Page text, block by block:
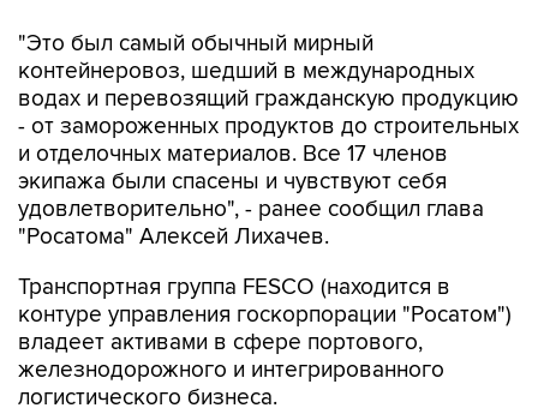
"Это был самый обычный мирный
контейнеровоз, шедший в международных
водах и перевозящий гражданскую продукцию
- от замороженных продуктов до строительных
и отделочных материалов. Все 17 членов
экипажа были спасены и чувствуют себя
удовлетворительно", - ранее сообщил глава
"Росатома" Алексей Лихачев.
Транспортная группа FESCO (находится в
контуре управления госкорпорации "Росатом")
владеет активами в сфере портового,
железнодорожного и интегрированного
логистического бизнеса.